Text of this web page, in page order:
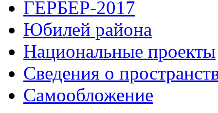
ГЕРБЕР-2017
Юбилей района
Национальные проекты
Сведения о
Самообложение